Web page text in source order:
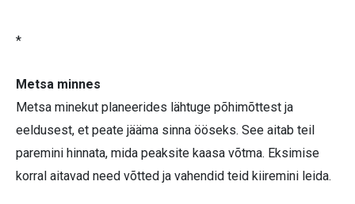
*
Metsa minnes
Metsa minekut planeerides lähtuge põhimõttest ja
eeldusest, et peate jääma sinna ööseks. See aitab teil
paremini hinnata, mida peaksite kaasa võtma. Eksimise
korral aitavad need võtted ja vahendid teid kiiremini leida.